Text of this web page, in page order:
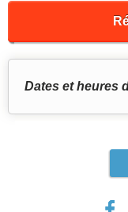
Dates et heures